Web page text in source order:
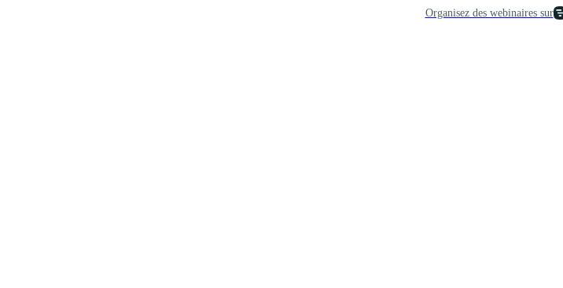
Organisez des webinaires sur